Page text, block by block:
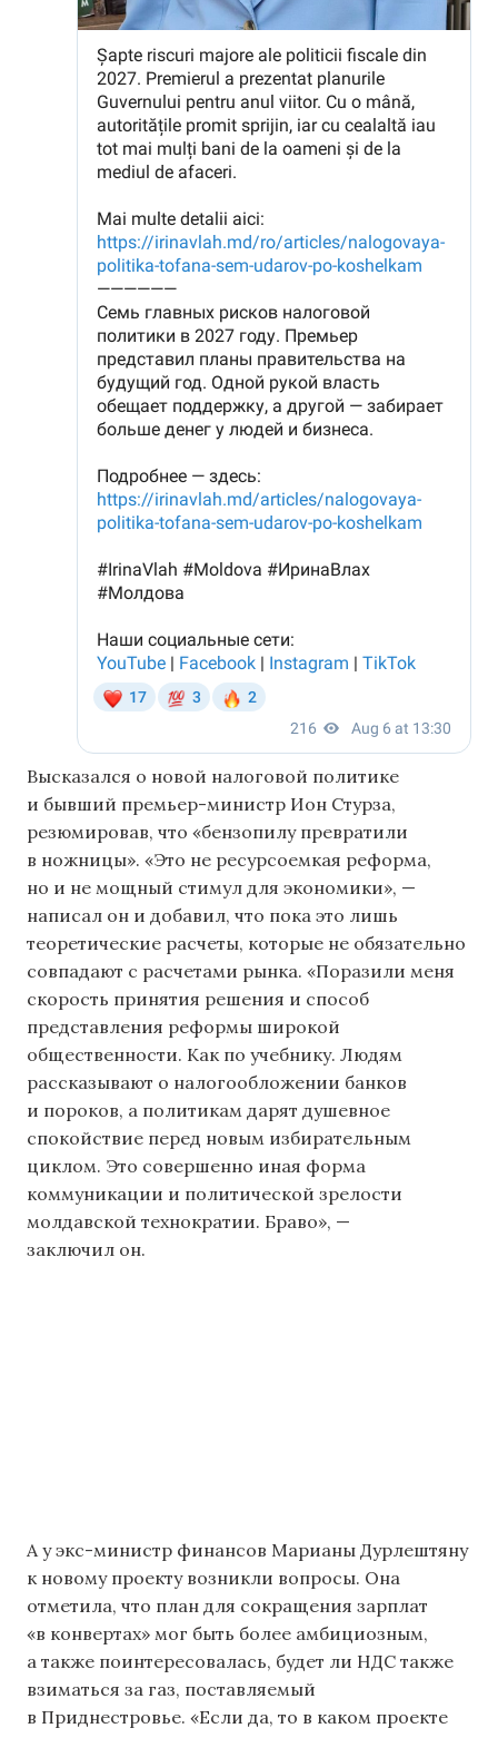
Высказался о новой налоговой политике
и бывший премьер-министр Ион Стурза,
резюмировав, что «бензопилу превратили
в ножницы». «Это не ресурсоемкая реформа,
но и не мощный стимул для экономики», —
написал он и добавил, что пока это лишь
теоретические расчеты, которые не обязательно
совпадают с расчетами рынка. «Поразили меня
скорость принятия решения и способ
представления реформы широкой
общественности. Как по учебнику. Людям
рассказывают о налогообложении банков
и пороков, а политикам дарят душевное
спокойствие перед новым избирательным
циклом. Это совершенно иная форма
коммуникации и политической зрелости
молдавской технократии. Браво», —
заключил он.
А у экс-министр финансов Марианы Дурлештяну
к новому проекту возникли вопросы. Она
отметила, что план для сокращения зарплат
«в конвертах» мог быть более амбициозным,
а также поинтересовалась, будет ли НДС также
взиматься за газ, поставляемый
в Приднестровье. «Если да, то в каком проекте